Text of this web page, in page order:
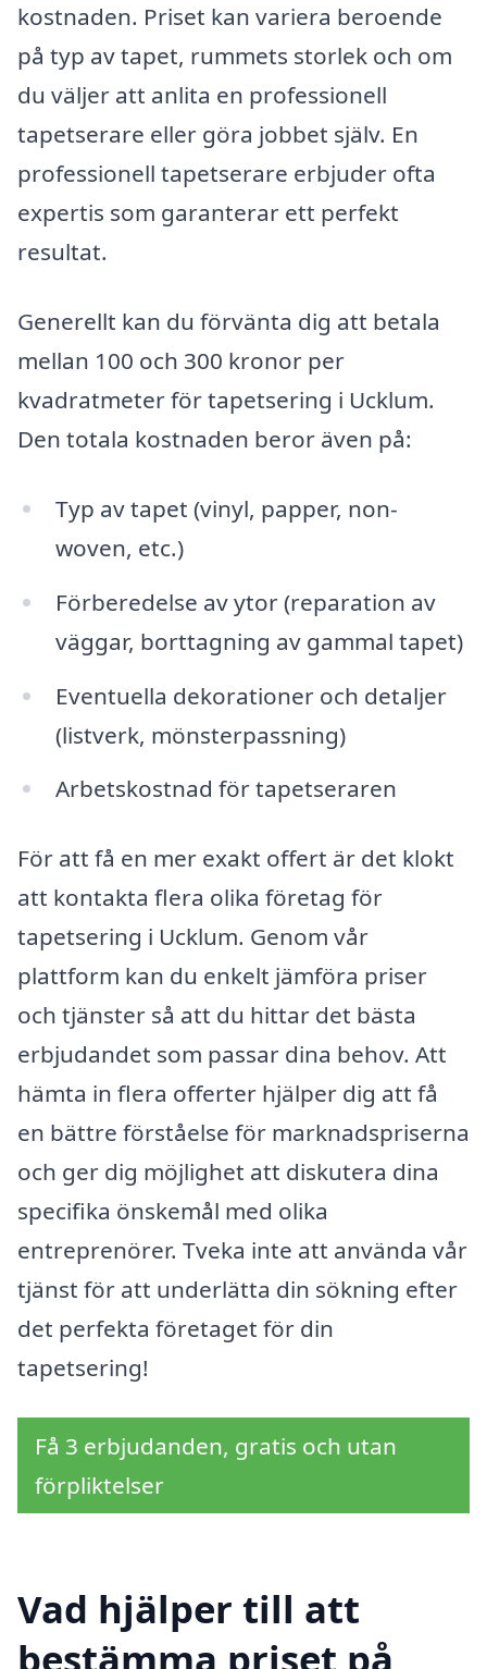
kostnaden. Priset kan variera beroende
på typ av tapet, rummets storlek och om
du väljer att anlita en professionell
tapetserare eller göra jobbet själv. En
professionell tapetserare erbjuder ofta
expertis som garanterar ett perfekt
resultat.
Generellt kan du förvänta dig att betala
mellan 100 och 300 kronor per
kvadratmeter för tapetsering i Ucklum.
Den totala kostnaden beror även på:
Typ av tapet (vinyl, papper, non-
woven, etc.)
Förberedelse av ytor (reparation av
väggar, borttagning av gammal tapet)
Eventuella dekorationer och detaljer
(listverk, mönsterpassning)
Arbetskostnad för tapetseraren
För att få en mer exakt offert är det klokt
att kontakta flera olika företag för
tapetsering i Ucklum. Genom vår
plattform kan du enkelt jämföra priser
och tjänster så att du hittar det bästa
erbjudandet som passar dina behov. Att
hämta in flera offerter hjälper dig att få
en bättre förståelse för marknadspriserna
och ger dig möjlighet att diskutera dina
specifika önskemål med olika
entreprenörer. Tveka inte att använda vår
tjänst för att underlätta din sökning efter
det perfekta företaget för din
tapetsering!
Få 3 erbjudanden, gratis och utan
förpliktelser
Vad hjälper till att
bestämma priset på